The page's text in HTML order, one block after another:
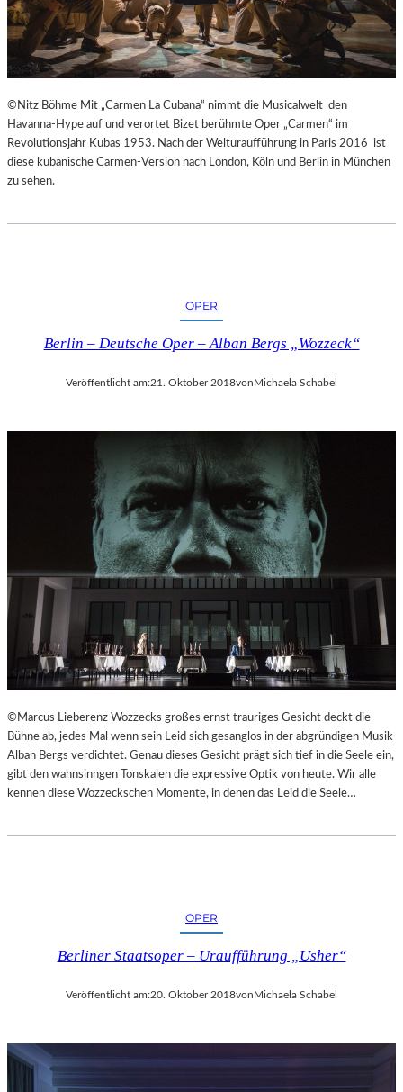
©Nitz Böhme Mit „Carmen La Cubana“ nimmt die Musicalwelt den
Havanna-Hype auf und verortet Bizet berühmte Oper „Carmen“ im
Revolutionsjahr Kubas 1953. Nach der Welturaufführung in Paris 2016 ist
diese kubanische Carmen-Version nach London, Köln und Berlin in München
zu sehen.
OPER
Berlin – Deutsche Oper – Alban Bergs „Wozzeck“
Veröffentlicht am:21. Oktober 2018vonMichaela Schabel
©Marcus Lieberenz Wozzecks großes ernst trauriges Gesicht deckt die
Bühne ab, jedes Mal wenn sein Leid sich gesanglos in der abgründigen Musik
Alban Bergs verdichtet. Genau dieses Gesicht prägt sich tief in die Seele ein,
gibt den wahnsinngen Tonskalen die expressive Optik von heute. Wir alle
kennen diese Wozzeckschen Momente, in denen das Leid die Seele…
OPER
Berliner Staatsoper – Uraufführung „Usher“
Veröffentlicht am:20. Oktober 2018vonMichaela Schabel